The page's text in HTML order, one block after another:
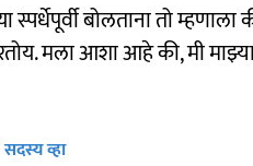
स्पर्धेपूर्वी बोलताना तो
मला आशा आहे की, मी
सदस्य व्हा